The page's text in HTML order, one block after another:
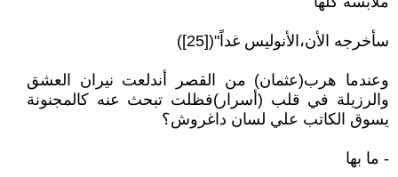
سأخرجه الأن،الأنوليس غداً"([25])
وعندما هرب(عثمان) من القصر أندلعت نيران العشق
والرزيلة في قلب (أسرار)فظلت تبحث عنه كالمجنونة
يسوق الكاتب علي لسان داغروش؟
- ما بها